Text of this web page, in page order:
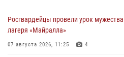
Росгвардейцы провели урок
лагеря «Майралла»
07 августа 2026, 11:25 4